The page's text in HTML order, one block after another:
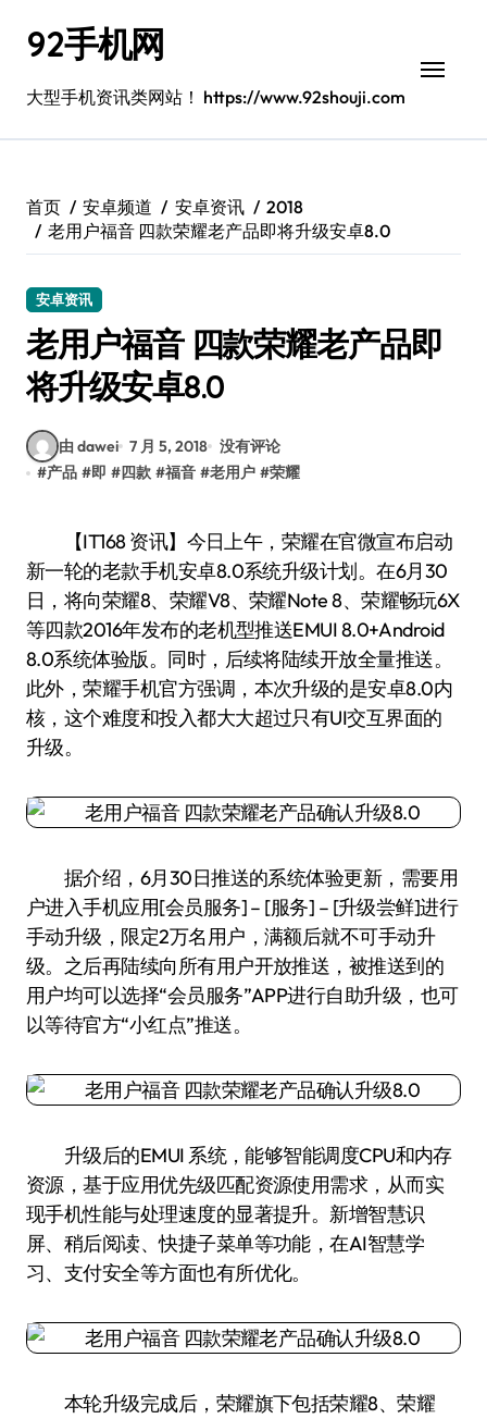
92手机网
大型手机资讯类网站！ https://www.92shouji.com
首页 安卓频道 安卓资讯
2018
老用户福音 四款荣耀老产品即将升级安卓8.0
安卓资讯
老用户福音 四款荣耀老产品即
将升级安卓8.0
由 dawei 7 月 5, 2018 没有评论
#产品 #即 #四款 #福音 #老用户 #荣耀
【IT168 资讯】今日上午，荣耀在官微宣布启动
新一轮的老款手机安卓8.0系统升级计划。在6月30
日，将向荣耀8、荣耀V8、荣耀Note 8、荣耀畅玩6X
等四款2016年发布的老机型推送EMUI 8.0+Android
8.0系统体验版。同时，后续将陆续开放全量推送。
此外，荣耀手机官方强调，本次升级的是安卓8.0内
核，这个难度和投入都大大超过只有UI交互界面的
升级。
据介绍，6月30日推送的系统体验更新，需要用
户进入手机应用[会员服务] – [服务] – [升级尝鲜]进行
手动升级，限定2万名用户，满额后就不可手动升
级。之后再陆续向所有用户开放推送，被推送到的
用户均可以选择“会员服务”APP进行自助升级，也可
以等待官方“小红点”推送。
升级后的EMUI 系统，能够智能调度CPU和内存
资源，基于应用优先级匹配资源使用需求，从而实
现手机性能与处理速度的显著提升。新增智慧识
屏、稍后阅读、快捷子菜单等功能，在AI智慧学
习、支付安全等方面也有所优化。
本轮升级完成后，荣耀旗下包括荣耀8、荣耀